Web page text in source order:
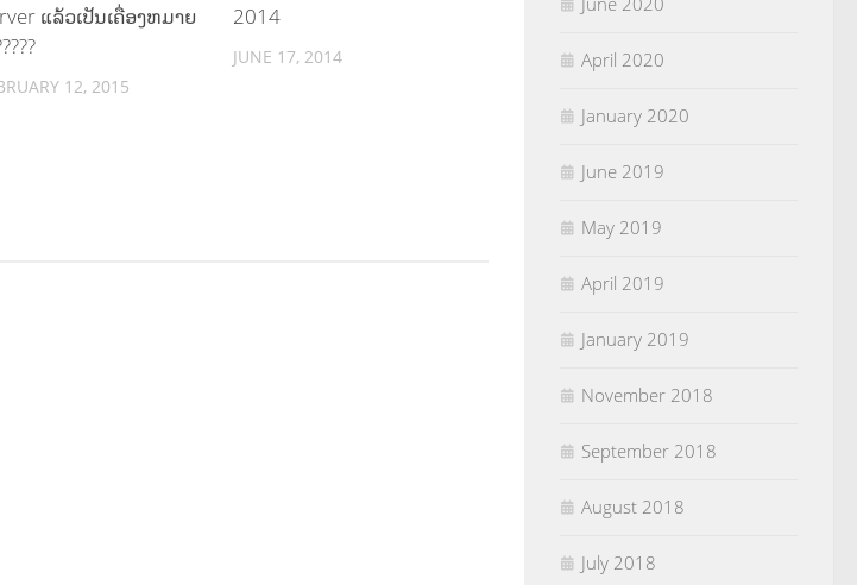
ແລ້ວເປັນເຄື່ອງຫມາຍ
12, 2015
2014
JUNE 17, 2014 April 2020
January 2020
June 2019
May 2019
April 2019
January 2019
November 2018
September 2018
August 2018
July 2018